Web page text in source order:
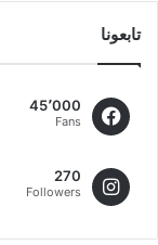
تابعونا
45٬000
Fans
270
Followers